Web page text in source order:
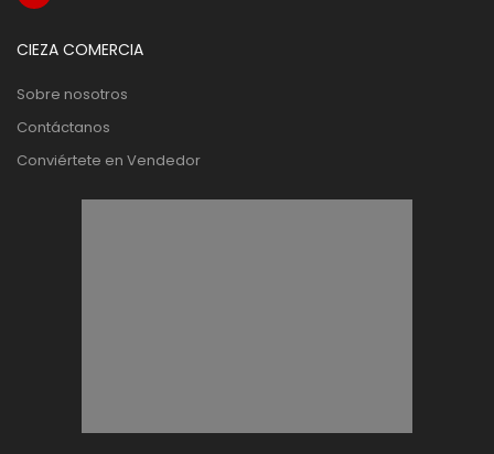
CIEZA COMERCIA
Sobre nosotros
Contáctanos
Conviértete en Vendedor